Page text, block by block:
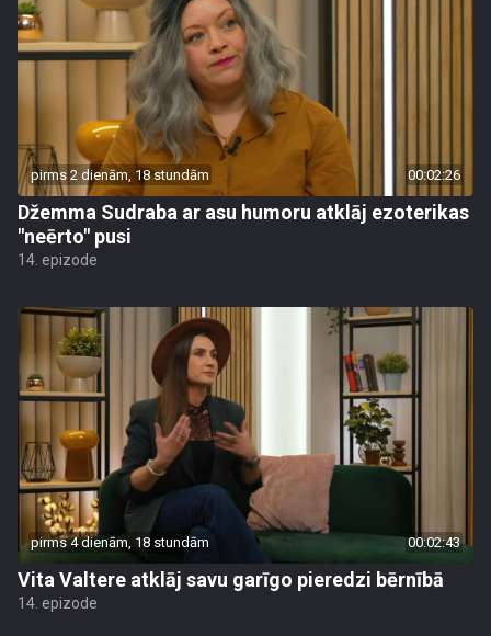
pirms 2 dienām, 18 stundām 00:02:26
Džemma Sudraba ar asu humoru atklāj ezoterikas
"neērto" pusi
14. epizode
pirms 4 dienām, 18 stundām 00:02:43
Vita Valtere atklāj savu garīgo pieredzi bērnībā
14. epizode